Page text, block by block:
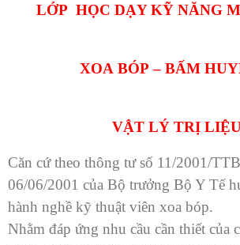
LỚP HỌC DẠY KỸ NĂNG
XOA BÓP – BẤM
VẬT LÝ TRỊ
Căn cứ theo thông tư số 11/2001/
06/06/2001 của Bộ trưởng Bộ Y Tế
hành nghề kỹ thuật viên xoa bóp.
Nhằm đáp ứng nhu cầu cần thiết của